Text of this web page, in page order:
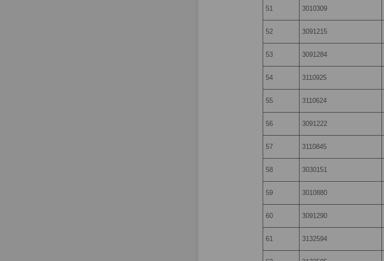
51 3010309
52 3091215
53 3091284
54 3110925
55 3110624
56 3091222
57 3110845
58 3030151
59 3010880
60 3091290
61 3132594